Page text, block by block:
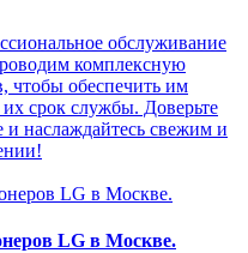
обслуживание
комплексную
чтобы обеспечить им
срок службы. Доверьте
наслаждайтесь свежим и
LG в Москве.